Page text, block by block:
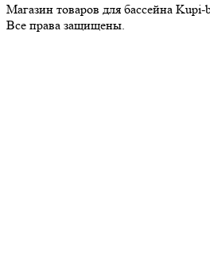
Магазин товаров для бассейна Kupi-
Все пра­ва за­щи­ще­ны.